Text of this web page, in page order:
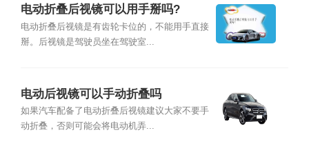
电动折叠后视镜可以用手掰吗?
电动折叠后视镜是有齿轮卡位的，不能用手直接
掰。后视镜是驾驶员坐在驾驶室...
电动后视镜可以手动折叠吗
如果汽车配备了电动折叠后视镜建议大家不要手
动折叠，否则可能会将电动机弄...